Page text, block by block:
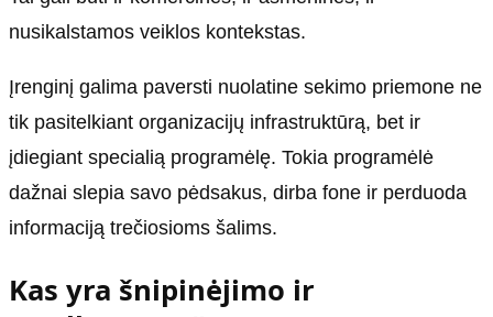
nusikalstamos veiklos kontekstas.
Įrenginį galima paversti nuolatine sekimo priemone ne
tik pasitelkiant organizacijų infrastruktūrą, bet ir
įdiegiant specialią programėlę. Tokia programėlė
dažnai slepia savo pėdsakus, dirba fone ir perduoda
informaciją trečiosioms šalims.
Kas yra šnipinėjimo ir